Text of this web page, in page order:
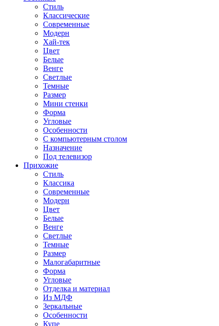
Стиль
Классические
Современные
Модерн
Хай-тек
Цвет
Белые
Венге
Светлые
Темные
Размер
Мини стенки
Форма
Угловые
Особенности
С компьютерным столом
Назначение
Под телевизор
Прихожие
Стиль
Классика
Современные
Модерн
Цвет
Белые
Венге
Светлые
Темные
Размер
Малогабаритные
Форма
Угловые
Отделка и материал
Из МДФ
Зеркальные
Особенности
Купе